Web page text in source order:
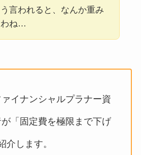
言われると、なんか重み
わね…
イナンシャルプラナー資
「固定費を極限まで下げ
介します。